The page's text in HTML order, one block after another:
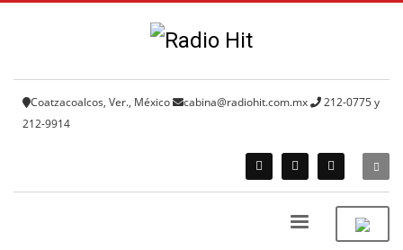
Coatzacoalcos, Ver., México cabina@radiohit.com.mx
212-0775 y
212-9914